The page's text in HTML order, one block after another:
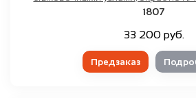
1807
33 200 руб.
Предзаказ